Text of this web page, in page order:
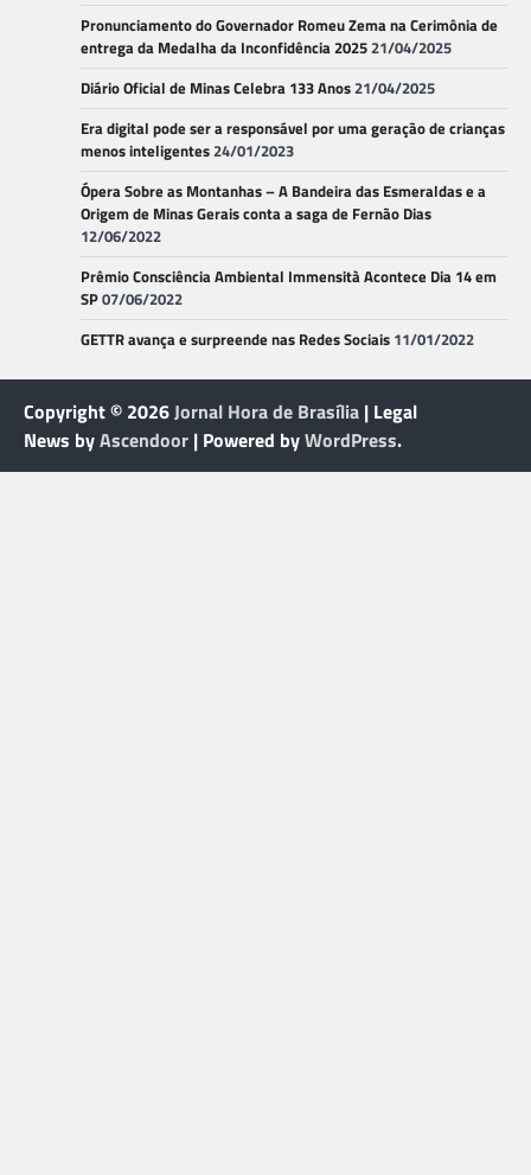
Pronunciamento do Governador Romeu Zema na Cerimônia de
entrega da Medalha da Inconfidência 202521/04/2025
Diário Oficial de Minas Celebra 133 Anos21/04/2025
Era digital pode ser a responsável por uma geração de crianças
menos inteligentes24/01/2023
Ópera Sobre as Montanhas – A Bandeira das Esmeraldas e a
Origem de Minas Gerais conta a saga de Fernão Dias
12/06/2022
Prêmio Consciência Ambiental Immensità Acontece Dia 14 em
SP07/06/2022
GETTR avança e surpreende nas Redes Sociais 11/01/2022
Copyright © 2026Jornal Hora de Brasília | Legal
News byAscendoor | Powered byWordPress.